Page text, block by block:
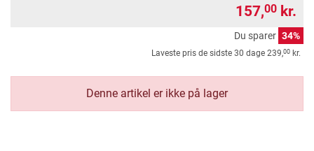
157,00 kr.
Du sparer 34%
Laveste pris de sidste 30 dage 239,00 kr.
Denne artikel er ikke på lager